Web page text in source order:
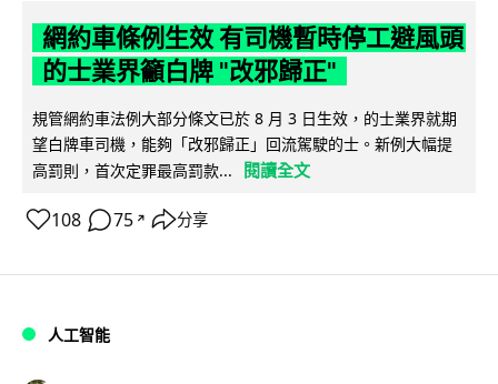
網約車條例生效 有司機暫時停工避風頭
的士業界籲白牌 "改邪歸正"
規管網約車法例大部分條文已於 8 月 3 日生效，的士業界就期
望白牌車司機，能夠「改邪歸正」回流駕駛的士。新例大幅提
高罰則，首次定罪最高罰款...
閱讀全文
108 75 ↗ 分享
人工智能